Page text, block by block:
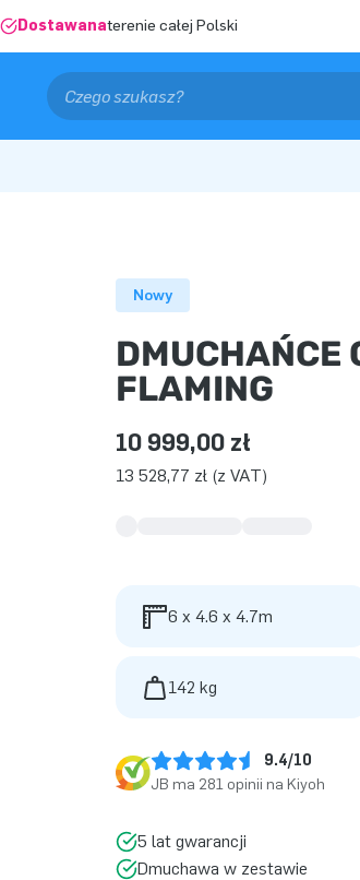
Dostawanaterenie całej Polski
Nowy
DMUCHAŃCE
FLAMING
10 999,00 zł
13 528,77 zł (z VAT)
6 x 4.6 x 4.7m
142 kg
9.4/10
JB ma 281 opinii na Kiyoh
5 lat gwarancji
Dmuchawa w zestawie